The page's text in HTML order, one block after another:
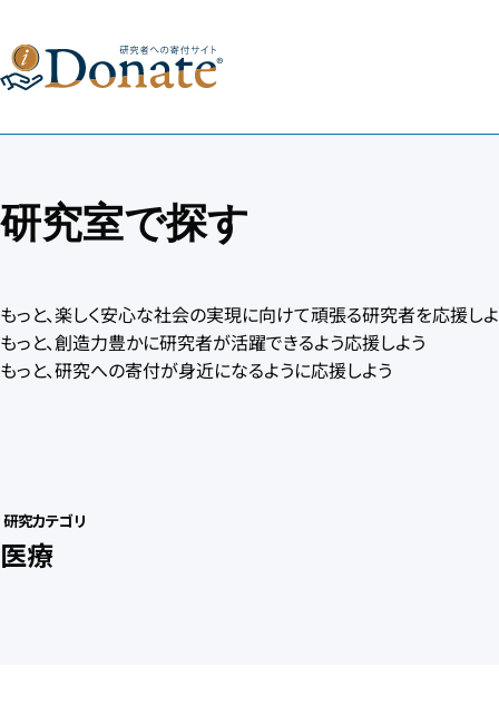
研究室で探す
もっと、楽しく安心な社会の実現に向けて頑張る研究者を応援し
もっと、創造力豊かに研究者が活躍できるよう応援しよう
もっと、研究への寄付が身近になるように応援しよう
研究カテゴリ
医療